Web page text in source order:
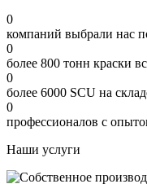
0
компаний выбрали нас
0
более 800 тонн краски
0
более 6000 SCU на
0
профессионалов с
Наши услуги